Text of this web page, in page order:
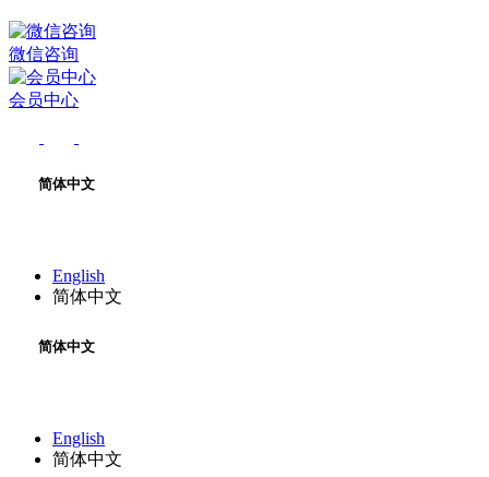
微信咨询
会员中心
简体中文
English
简体中文
简体中文
English
简体中文